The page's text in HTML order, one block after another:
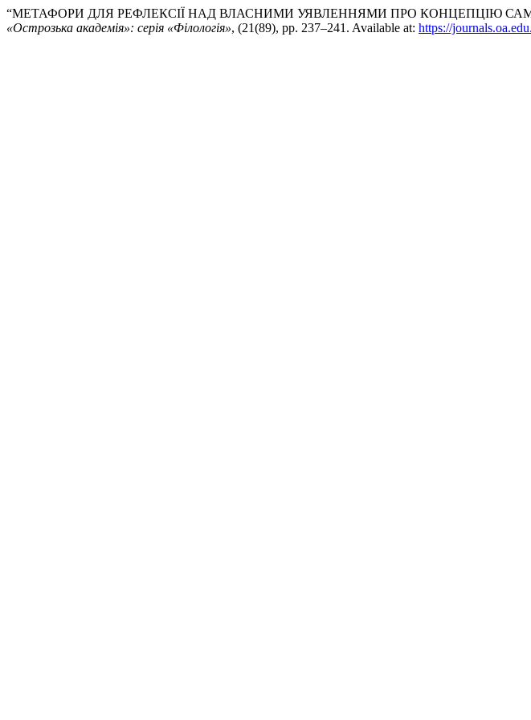
“МЕТАФОРИ ДЛЯ РЕФЛЕКСІЇ НАД ВЛАСНИМИ УЯВЛЕННЯМИ ПРО КОНЦЕПЦІЮ
«Острозька академія»: серія «Філологія», (21(89), pp. 237–241. Available at: https://